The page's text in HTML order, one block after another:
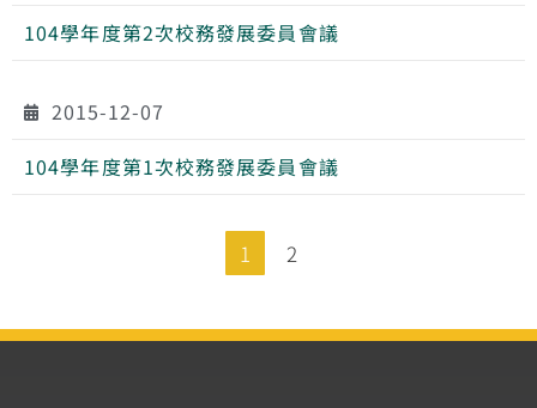
104學年度第2次校務發展委員會議
2015-12-07
104學年度第1次校務發展委員會議
1 2